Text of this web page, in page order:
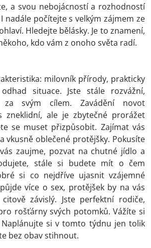
a svou nebojácností a rozhodností
nadále počítejte s velkým zájmem ze
Hledejte bělásky. Je to znamení,
kdo vám z onoho světa radí.
milovník přírody, prakticky
situace. Jste stále rozvážní,
svým cílem. Zavádění novot
zneklidní, ale je zbytečné prorážet
se muset přizpůsobit. Zajímat vás
vkusně oblečené protějšky. Pokusíte
zaujme, pozvat na chutné jídlo a
stále si budete mít o čem
si co nejdříve ujasnit vzájemné
více o sex, protějšek by na vás
závislý. Jste perfektní rodiče,
rošťárny svých potomků. Vážíte si
si v tomto týdnu jen tolik
bez obav stihnout.